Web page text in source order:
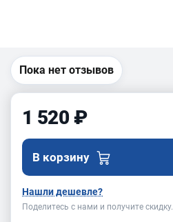
Пока нет отзывов
1 520 ₽
В корзину
Нашли дешевле?
Поделитесь с нами и получите скидку.